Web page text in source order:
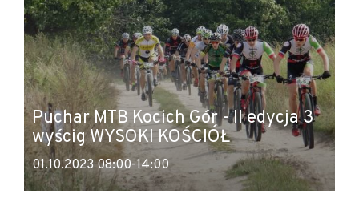
Puchar MTB Kocich Gór - II edycja 3
wyścig WYSOKI KOŚCIÓŁ
01.10.2023 08:00-14:00